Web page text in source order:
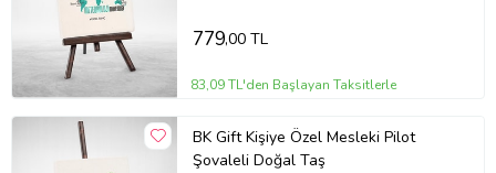
779,00 TL
83,09 TL'den Başlayan Taksitlerle
BK Gift Kişiye Özel Mesleki Pilot
Şovaleli Doğal Taş